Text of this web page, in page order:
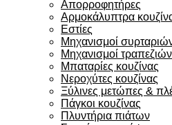
Απορροφητήρες
Αρμοκάλυπτρα
Εστίες
Μηχανισμοί
Μηχανισμοί
Μπαταρίες κουζίνας
Νεροχύτες κουζίνας
Ξύλινες μετώπες &
Πάγκοι κουζίνας
Πλυντήρια πιάτων